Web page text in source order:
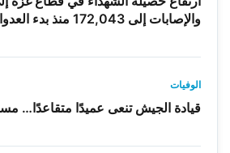
والإصابات إلى 172,043 منذ بدء العدوان
الوفيات
قيادة الجيش تنعى عميدًا متقاعدًا…